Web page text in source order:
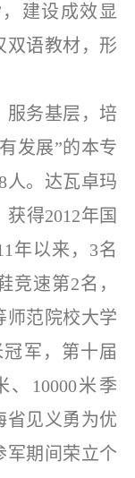
建设成效显
双语教材，形
服务基层，培
发展”的本专
人。达瓦卓玛
得2012年国
年以来，3名
竞速第2名，
师范院校大学
冠军，第十届
10000米季
省见义勇为优
军期间荣立个